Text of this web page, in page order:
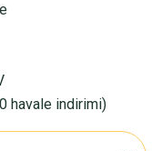
havale indirimi)